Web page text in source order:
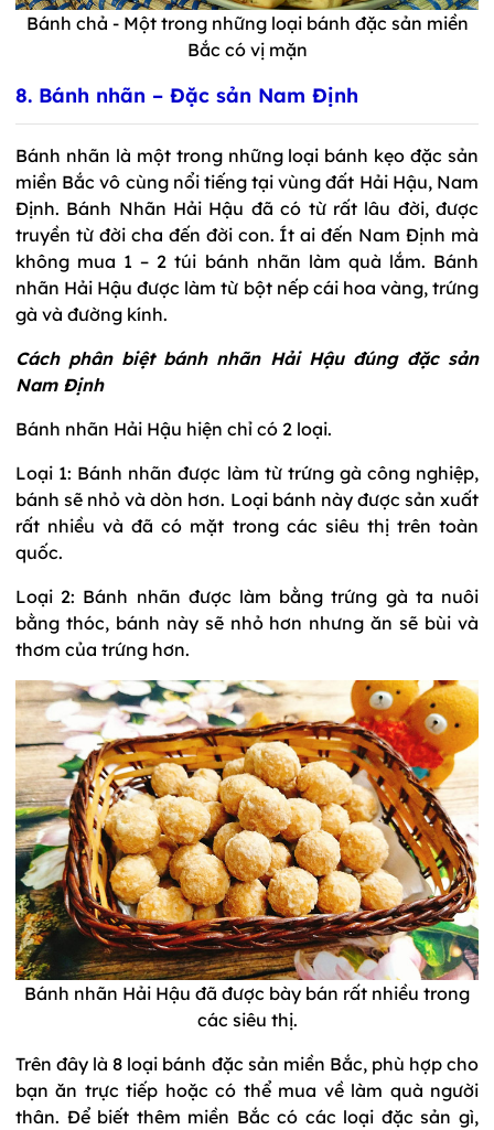
Bánh chả - Một trong những loại bánh đặc sản miền
Bắc có vị mặn
8. Bánh nhãn – Đặc sản Nam Định
Bánh nhãn là một trong những loại bánh kẹo đặc sản
miền Bắc vô cùng nổi tiếng tại vùng đất Hải Hậu, Nam
Định. Bánh Nhãn Hải Hậu đã có từ rất lâu đời, được
truyền từ đời cha đến đời con. Ít ai đến Nam Định mà
không mua 1 – 2 túi bánh nhãn làm quà lắm. Bánh
nhãn Hải Hậu được làm từ bột nếp cái hoa vàng, trứng
gà và đường kính.
Cách phân biệt bánh nhãn Hải Hậu đúng đặc sản
Nam Định
Bánh nhãn Hải Hậu hiện chỉ có 2 loại.
Loại 1: Bánh nhãn được làm từ trứng gà công nghiệp,
bánh sẽ nhỏ và dòn hơn. Loại bánh này được sản xuất
rất nhiều và đã có mặt trong các siêu thị trên toàn
quốc.
Loại 2: Bánh nhãn được làm bằng trứng gà ta nuôi
bằng thóc, bánh này sẽ nhỏ hơn nhưng ăn sẽ bùi và
thơm của trứng hơn.
Bánh nhãn Hải Hậu đã được bày bán rất nhiều trong
các siêu thị.
Trên đây là 8 loại bánh đặc sản miền Bắc, phù hợp cho
bạn ăn trực tiếp hoặc có thể mua về làm quà người
thân. Để biết thêm miền Bắc có các loại đặc sản gì,